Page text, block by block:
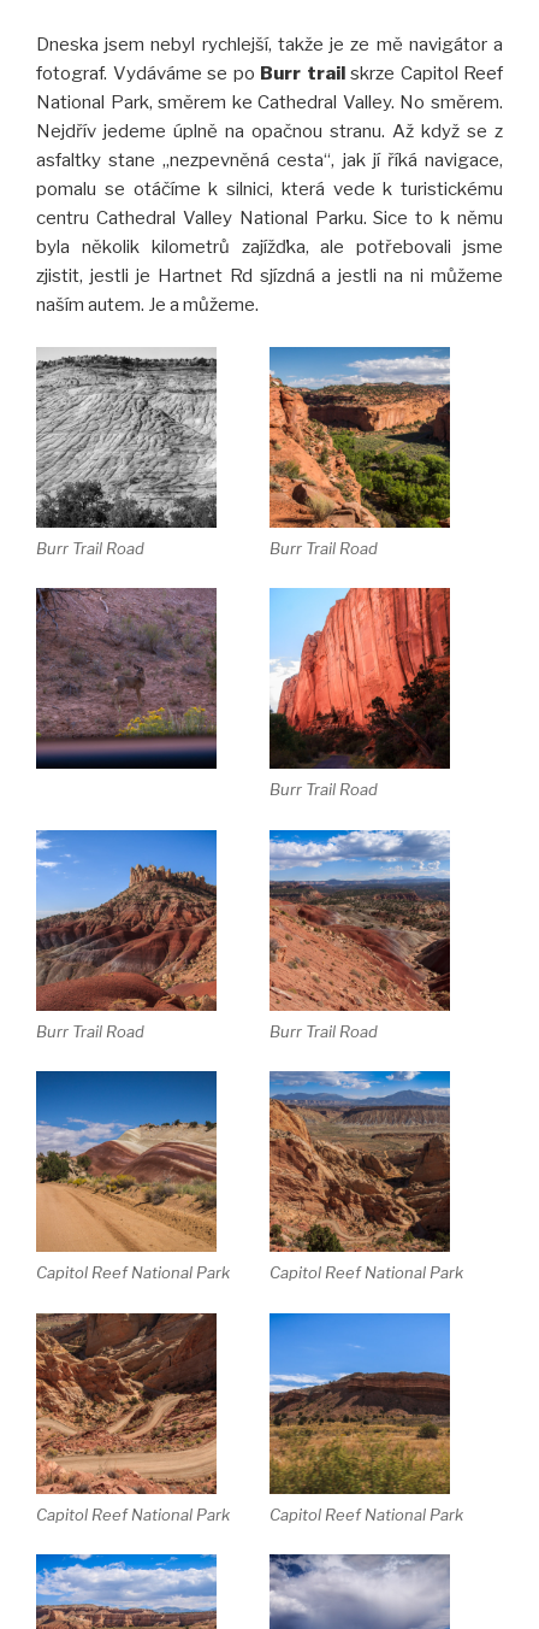
Dneska jsem nebyl rychlejší, takže je ze mě navigátor a
fotograf. Vydáváme se po Burr trailskrze Capitol Reef
National Park, směrem ke Cathedral Valley. No směrem.
Nejdřív jedeme úplně na opačnou stranu. Až když se z
asfaltky stane „nezpevněná cesta“, jak jí říká navigace,
pomalu se otáčíme k silnici, která vede k turistickému
centru Cathedral Valley National Parku. Sice to k němu
byla několik kilometrů zajížďka, ale potřebovali jsme
zjistit, jestli je Hartnet Rd sjízdná a jestli na ni můžeme
naším autem. Je a můžeme.
Burr Trail Road Burr Trail Road
Burr Trail Road
Burr Trail Road Burr Trail Road
Capitol Reef National Park Capitol Reef National Park
Capitol Reef National Park Capitol Reef National Park